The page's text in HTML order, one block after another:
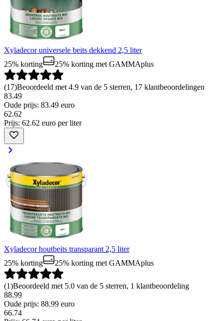
Xyladecor universele beits dekkend 2,5 liter
25% korting
25% korting met GAMMAplus
(17)Beoordeeld met 4.9 van de 5 sterren, 17 klantbeoordelingen
83.49
Oude prijs: 83.49 euro
62.62
Prijs: 62.62 euro per liter
Xyladecor houtbeits transparant 2,5 liter
25% korting
25% korting met GAMMAplus
(1)Beoordeeld met 5.0 van de 5 sterren, 1 klantbeoordeling
88.99
Oude prijs: 88.99 euro
66.74